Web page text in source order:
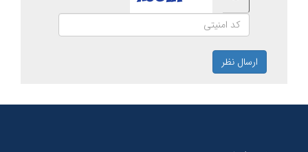
ارسال نظر